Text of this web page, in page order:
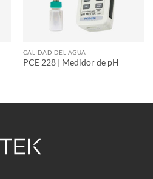
CALIDAD DEL AGUA
PCE 228 | Medidor de pH